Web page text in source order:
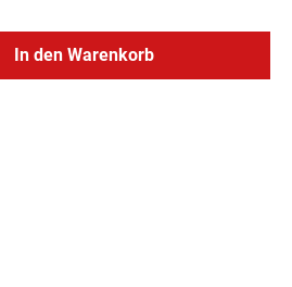
In den Warenkorb